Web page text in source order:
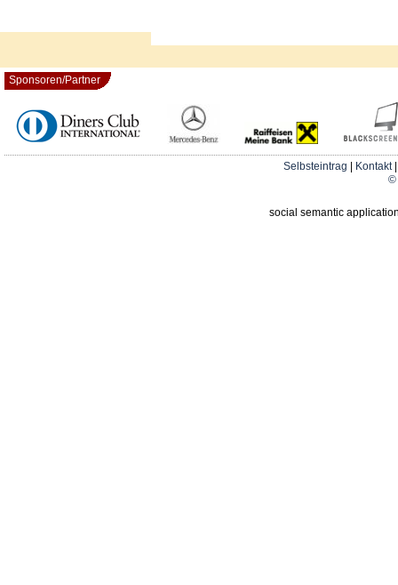
Sponsoren/Partner
Selbsteintrag Kontakt
©
social semantic